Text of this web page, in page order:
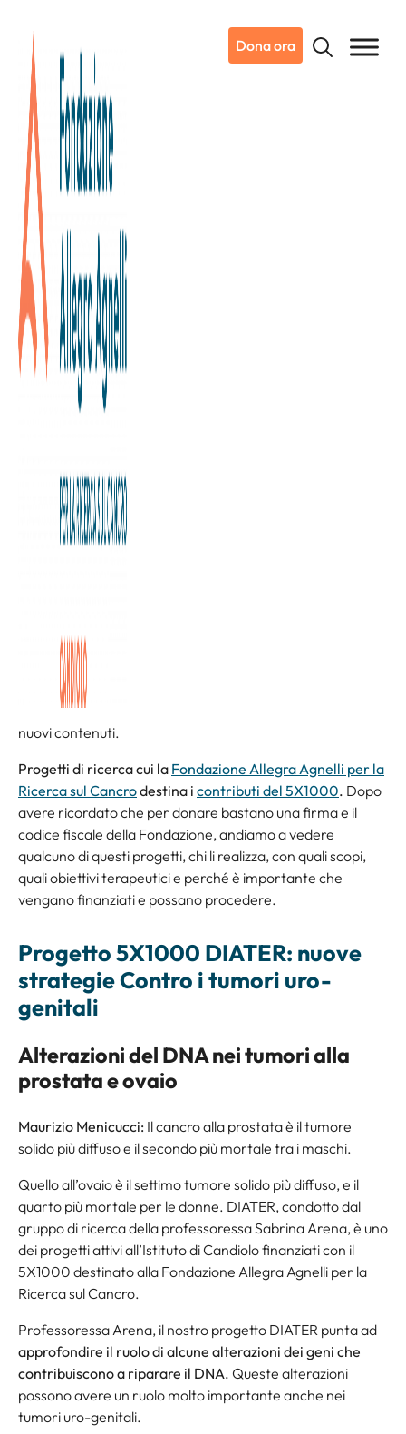
Dona ora
I progetti di ricerca 5X1000 a
Candiolo
Importanza del 5X1000 per la
economiche non bastano mai.
Oltre ai contenitori, le strutture cliniche e i laboratori come
Oncolabche entrerà in funzione a breve, ogni anno porta
nuovi contenuti.
Progetti di ricerca cui la Fondazione Allegra Agnelli per la
Ricerca sul Cancrodestina i contributi del 5X1000. Dopo
avere ricordato che per donare bastano una firma e il
codice fiscale della Fondazione, andiamo a vedere
qualcuno di questi progetti, chi li realizza, con quali scopi,
quali obiettivi terapeutici e perché è importante che
vengano finanziati e possano procedere.
Progetto 5X1000 DIATER: nuove
strategie Contro i tumori uro-
genitali
Alterazioni del DNA nei tumori alla
prostata e ovaio
Maurizio Menicucci: Il cancro alla prostata è il tumore
solido più diffuso e il secondo più mortale tra i maschi.
Quello all’ovaio è il settimo tumore solido più diffuso, e il
quarto più mortale per le donne. DIATER, condotto dal
gruppo di ricerca della professoressa Sabrina Arena, è uno
dei progetti attivi all’Istituto di Candiolo finanziati con il
5X1000 destinato alla Fondazione Allegra Agnelli per la
Ricerca sul Cancro.
Professoressa Arena, il nostro progetto DIATER punta ad
approfondire il ruolo di alcune alterazioni dei geni che
contribuiscono a riparare il DNA. Queste alterazioni
possono avere un ruolo molto importante anche nei
tumori uro-genitali.